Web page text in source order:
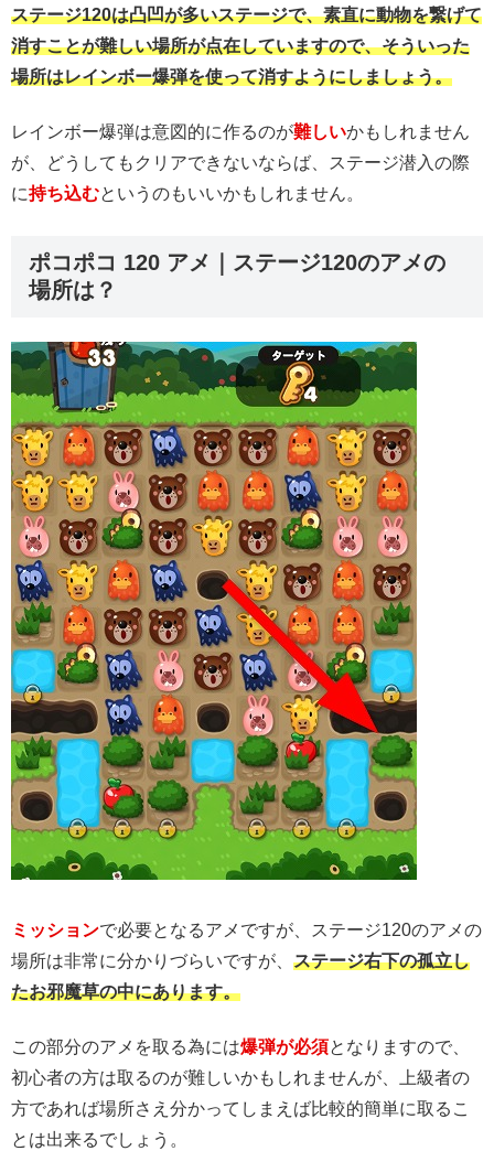
ステージ120は凸凹が多いステージで、素直に動物を繋げて
消すことが難しい場所が点在していますので、そういった
場所はレインボー爆弾を使って消すようにしましょう。
レインボー爆弾は意図的に作るのが難しいかもしれません
が、どうしてもクリアできないならば、ステージ潜入の際
に持ち込むというのもいいかもしれません。
ポコポコ 120 アメ｜ステージ120のアメの
場所は？
ミッションで必要となるアメですが、ステージ120のアメの
場所は非常に分かりづらいですが、 ステージ右下の孤立し
たお邪魔草の中にあります。
この部分のアメを取る為には爆弾が必須となりますので、
初心者の方は取るのが難しいかもしれませんが、上級者の
方であれば場所さえ分かってしまえば比較的簡単に取るこ
とは出来るでしょう。